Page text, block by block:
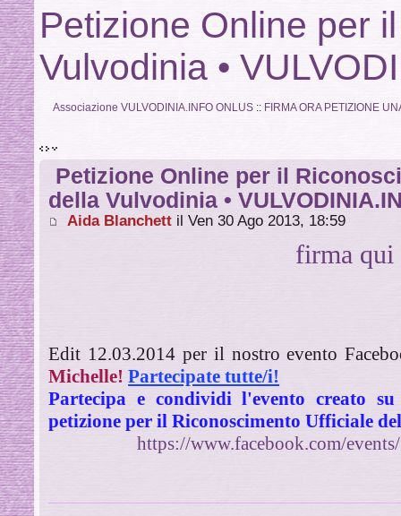
Petizione Online per
Vulvodinia •
Associazione VULVODINIA.INFO ONLUS :: FIRMA ORA PETIZIONE
Petizione Online per il
della Vulvodinia •
Aida Blanchett il Ven 30 Ago 2013, 18:59
firma qui
Edit 12.03.2014 per il nostro evento
Michelle! Partecipate tutte/i!
Partecipa e condividi l'evento creato
petizione per il Riconoscimento Ufficiale
https://www.facebook.com/